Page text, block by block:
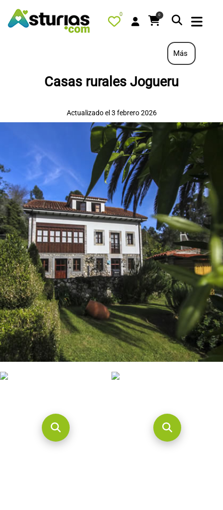
0 0
QUÉ HACER
ALOJAMIENTOS
RESTAURANTES
TURISMO ACTIVO
TIENDA
AGENDA
OFERTAS
CONTACTO
Más
Casas rurales Jogueru
Actualizado el 3 febrero 2026